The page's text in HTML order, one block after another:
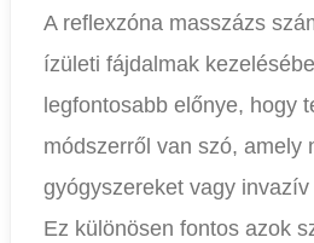
A reflexzóna masszázs
ízületi fájdalmak
legfontosabb előnye, hogy
módszerről van szó, amely
gyógyszereket vagy
Ez különösen fontos azok